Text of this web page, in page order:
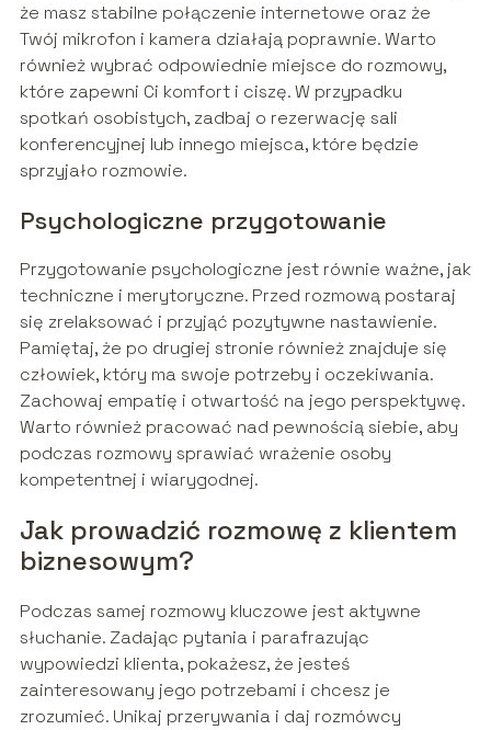
że masz stabilne połączenie internetowe oraz że
Twój mikrofon i kamera działają poprawnie. Warto
również wybrać odpowiednie miejsce do rozmowy,
które zapewni Ci komfort i ciszę. W przypadku
spotkań osobistych, zadbaj o rezerwację sali
konferencyjnej lub innego miejsca, które będzie
sprzyjało rozmowie.
Psychologiczne przygotowanie
Przygotowanie psychologiczne jest równie ważne, jak
techniczne i merytoryczne. Przed rozmową postaraj
się zrelaksować i przyjąć pozytywne nastawienie.
Pamiętaj, że po drugiej stronie również znajduje się
człowiek, który ma swoje potrzeby i oczekiwania.
Zachowaj empatię i otwartość na jego perspektywę.
Warto również pracować nad pewnością siebie, aby
podczas rozmowy sprawiać wrażenie osoby
kompetentnej i wiarygodnej.
Jak prowadzić rozmowę z klientem
biznesowym?
Podczas samej rozmowy kluczowe jest aktywne
słuchanie. Zadając pytania i parafrazując
wypowiedzi klienta, pokażesz, że jesteś
zainteresowany jego potrzebami i chcesz je
zrozumieć. Unikaj przerywania i daj rozmówcy